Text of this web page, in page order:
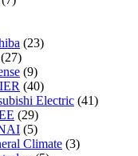
(23)
(27)
(9)
(40)
Electric (41)
(29)
(5)
Climate (3)